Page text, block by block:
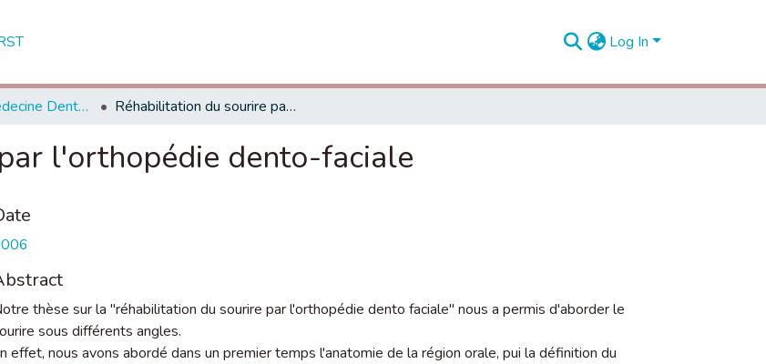
Log In
Faculté de Médecine Dentaire - Rabat Réhabilitation du sourire par l'orthopédie dento-faciale
l'orthopédie dento-faciale
thèse sur la "réhabilitation du sourire par l'orthopédie dento faciale" nous a permis d'aborder le
sous différents angles.
effet, nous avons abordé dans un premier temps l'anatomie de la région orale, pui la définition du